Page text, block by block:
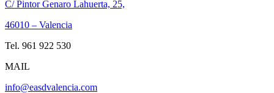
C/ Pintor Genaro Lahuerta, 25,
46010 – Valencia
Tel. 961 922 530
MAIL
info@easdvalencia.com